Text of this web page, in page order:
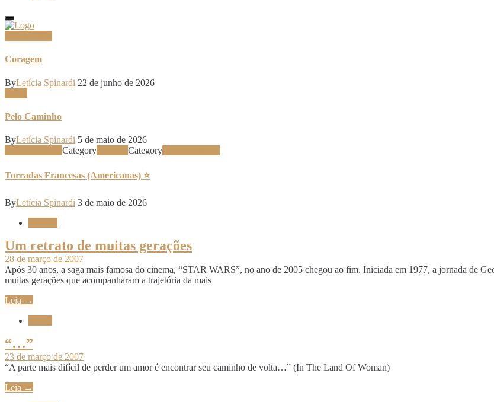
Coragem
ByLetícia Spinardi 22 de junho de 2026
Pelo Caminho
ByLetícia Spinardi 5 de maio de 2026
Category Category
Torradas Francesas (Americanas) ⭐
ByLetícia Spinardi 3 de maio de 2026
Um retrato de muitas gerações
28 de março de 2007
Após 30 anos, a saga mais famosa do cinema, “STAR WARS”, no ano de 2005 chegou ao fim. Iniciada em 1977, a jornada de
muitas gerações que acompanharam a trajetória da mais
Leia →
“…”
23 de março de 2007
“A parte mais difícil de perder um amor é encontrar seu caminho de volta…” (In The Land Of Woman)
Leia →